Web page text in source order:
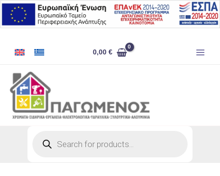
Μετάβαση
στο
περιεχόμενο
0,00€